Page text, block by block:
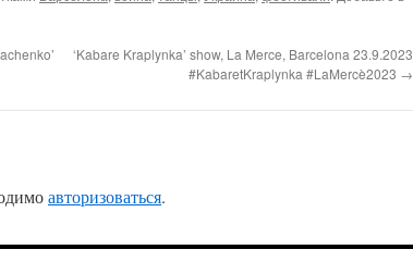
‘Kabare Kraplynka’ show, La Merce, Barcelona 23.9.2023
#KabaretKraplynka #LaMercè2023 →
авторизоваться.